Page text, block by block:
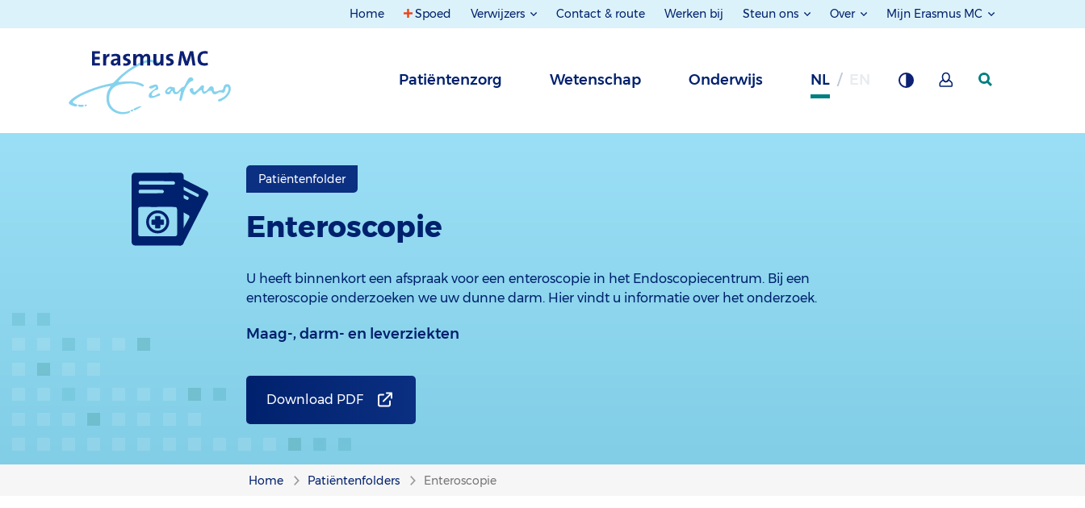
Home Spoed Verwijzers Contact & route Werken bij Steun ons Over Mijn Erasmus MC
Patiëntenzorg Wetenschap Onderwijs NL
Patiëntenfolder
Enteroscopie
U heeft binnenkort een afspraak voor een enteroscopie in het Endoscopiecentrum. Bij een
enteroscopie onderzoeken we uw dunne darm. Hier vindt u informatie over het onderzoek.
Maag-, darm- en leverziekten
Download PDF
Home Patiëntenfolders Enteroscopie